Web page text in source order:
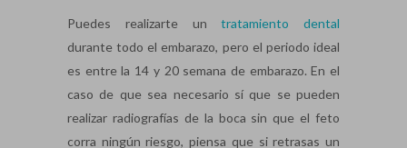
Puedes realizarte un tratamiento dental
durante todo el embarazo, pero el periodo ideal
es entre la 14 y 20 semana de embarazo. En el
caso de que sea necesario sí que se pueden
realizar radiografías de la boca sin que el feto
corra ningún riesgo, piensa que si retrasas un